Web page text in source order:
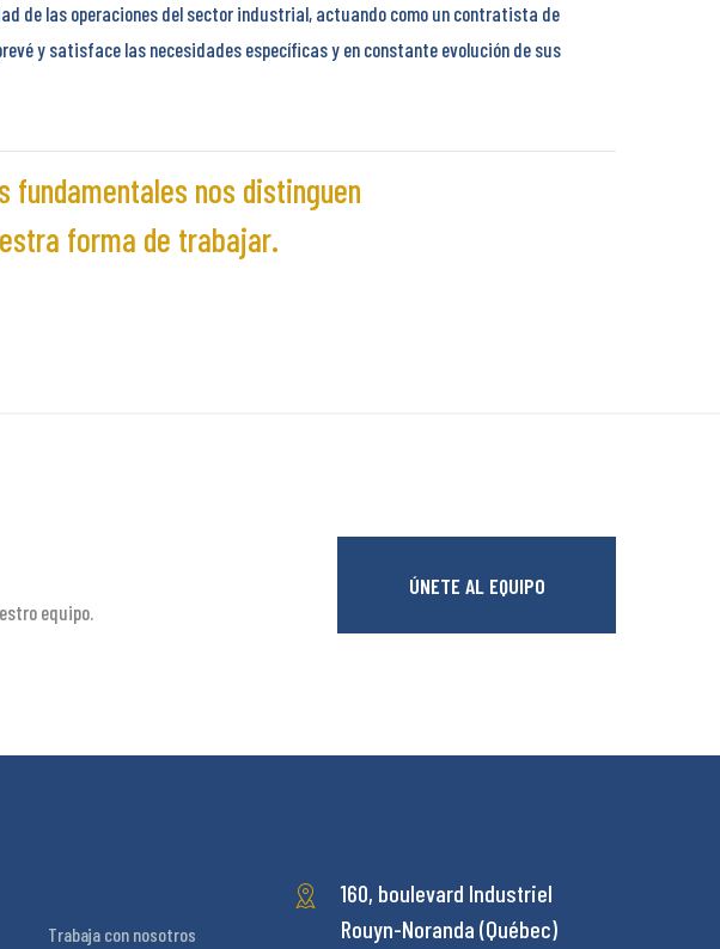
de las operaciones del sector industrial, actuando como un contratista de
y satisface las necesidades específicas y en constante evolución de sus
fundamentales nos distinguen
forma de trabajar.
equipo.
ÚNETE AL EQUIPO
Trabaja con nosotros
160, boulevard Industriel
Rouyn-Noranda (Québec)